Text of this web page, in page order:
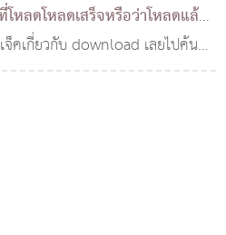
หลดโหลดเสร็จหรือว่าโหลดแล้ว
ก
26 พ.ย. 2553
คเกี่ยวกับ download เลยไปค้นๆ
ก็ได้คำตอบมาโดนใจมากๆ